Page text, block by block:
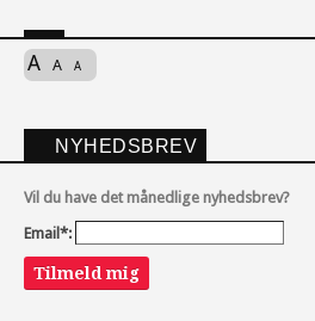
A A A
NYHEDSBREV
Vil du have det månedlige nyhedsbrev?
Email*:
Tilmeld mig